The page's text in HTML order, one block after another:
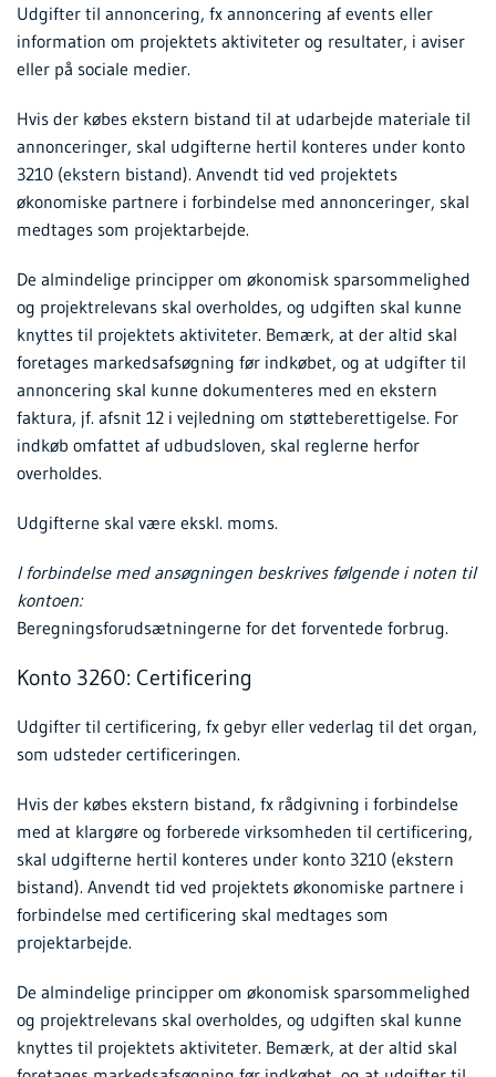
Udgifter til annoncering, fx annoncering af events eller
information om projektets aktiviteter og resultater, i aviser
eller på sociale medier.
Hvis der købes ekstern bistand til at udarbejde materiale til
annonceringer, skal udgifterne hertil konteres under konto
3210 (ekstern bistand). Anvendt tid ved projektets
økonomiske partnere i forbindelse med annonceringer, skal
medtages som projektarbejde.
De almindelige principper om økonomisk sparsommelighed
og projektrelevans skal overholdes, og udgiften skal kunne
knyttes til projektets aktiviteter. Bemærk, at der altid skal
foretages markedsafsøgning før indkøbet, og at udgifter til
annoncering skal kunne dokumenteres med en ekstern
faktura, jf. afsnit 12 i vejledning om støtteberettigelse. For
indkøb omfattet af udbudsloven, skal reglerne herfor
overholdes.
Udgifterne skal være ekskl. moms.
I forbindelse med ansøgningen beskrives følgende i noten til
kontoen:
Beregningsforudsætningerne for det forventede forbrug.
Konto 3260: Certificering
Udgifter til certificering, fx gebyr eller vederlag til det organ,
som udsteder certificeringen.
Hvis der købes ekstern bistand, fx rådgivning i forbindelse
med at klargøre og forberede virksomheden til certificering,
skal udgifterne hertil konteres under konto 3210 (ekstern
bistand). Anvendt tid ved projektets økonomiske partnere i
forbindelse med certificering skal medtages som
projektarbejde.
De almindelige principper om økonomisk sparsommelighed
og projektrelevans skal overholdes, og udgiften skal kunne
knyttes til projektets aktiviteter. Bemærk, at der altid skal